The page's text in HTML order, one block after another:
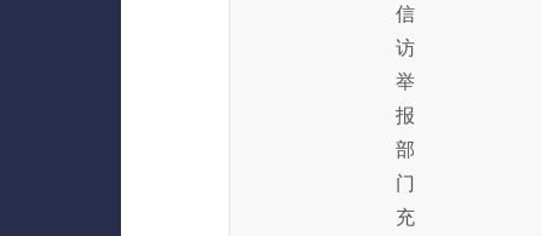
信
访
举
报
部
门
充